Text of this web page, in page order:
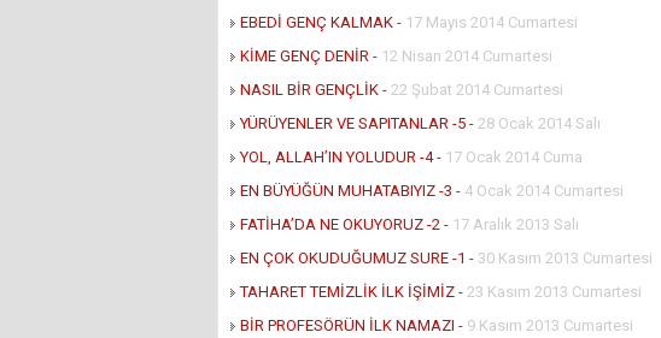
EBEDİ GENÇ KALMAK - 17 Mayıs 2014 Cumartesi
KİME GENÇ DENİR - 12 Nisan 2014 Cumartesi
NASIL BİR GENÇLİK - 22 Şubat 2014 Cumartesi
YÜRÜYENLER VE SAPITANLAR -5 - 28 Ocak 2014 Salı
YOL, ALLAH’IN YOLUDUR -4- 17 Ocak 2014 Cuma
EN BÜYÜĞÜN MUHATABIYIZ -3 - 4 Ocak 2014 Cumartesi
FATİHA’DA NE OKUYORUZ -2 - 17 Aralık 2013 Salı
EN ÇOK OKUDUĞUMUZ SURE -1 - 30 Kasım 2013 Cumartesi
TAHARET TEMİZLİK İLK İŞİMİZ - 23 Kasım 2013 Cumartesi
BİR PROFESÖRÜN İLK NAMAZI - 9 Kasım 2013 Cumartesi